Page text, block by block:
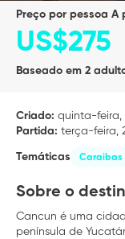
preço por pessoa A
US$275
Baseado em 2
Criado: quinta-feira,
Partida: terça-feira,
Temáticas Caraibas
Sobre o
Cancun é uma
península de